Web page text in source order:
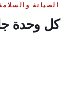
الصيانة
كل وحدة